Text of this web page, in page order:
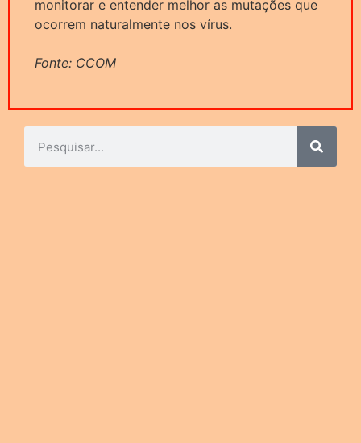
monitorar e entender melhor as mutações que
ocorrem naturalmente nos vírus.
Fonte: CCOM